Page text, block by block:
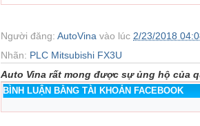
Người đăng: AutoVina vào lúc 2/23/2018
Nhãn: PLC Mitsubishi FX3U
Auto Vina rất mong được sự ủng hộ của
BÌNH LUẬN BẰNG TÀI KHOẢN FACEBOOK